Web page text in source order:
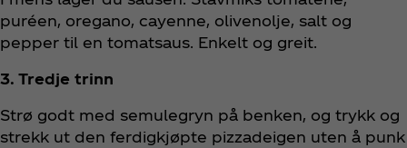
puréen, oregano, cayenne, olivenolje, salt og
pepper til en tomatsaus. Enkelt og greit.
3. Tredje trinn
Strø godt med semulegryn på benken, og trykk og
strekk ut den ferdigkjøpte pizzadeigen uten å punk